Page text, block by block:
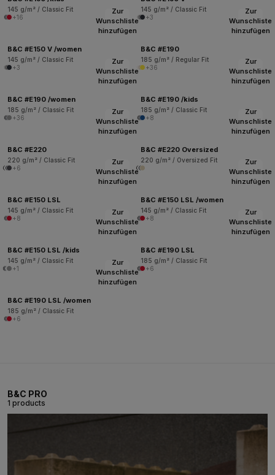
145 g/m² / Classic Fit
+16
145 g/m² / Classic Fit
+3
Zur
Wunschliste
hinzufügen
B&C #E150 V /women
145 g/m² / Classic Fit
+3
Zur
Wunschliste
hinzufügen
B&C #E190
185 g/m² / Regular Fit
+36
Zur
Wunschliste
hinzufügen
B&C #E190 /women
185 g/m² / Classic Fit
+36
Zur
Wunschliste
hinzufügen
B&C #E190 /kids
185 g/m² / Classic Fit
+8
Zur
Wunschliste
hinzufügen
B&C #E220
220 g/m² / Classic Fit
+6
Zur
Wunschliste
hinzufügen
B&C #E220 Oversized
220 g/m² / Oversized Fit
Zur
Wunschliste
hinzufügen
B&C #E150 LSL
145 g/m² / Classic Fit
+8
Zur
Wunschliste
hinzufügen
B&C #E150 LSL /women
145 g/m² / Classic Fit
+8
Zur
Wunschliste
hinzufügen
B&C #E150 LSL /kids
145 g/m² / Classic Fit
+1
Zur
Wunschliste
hinzufügen
B&C #E190 LSL
185 g/m² / Classic Fit
+6
Zur
Wunschliste
hinzufügen
B&C #E190 LSL /women
185 g/m² / Classic Fit
+6
B&C PRO
1 products